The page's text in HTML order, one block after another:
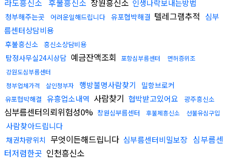
라도흥신소 후불흥신소 창원흥신소 인생나락보내는방법
청부해주는곳 어려운일해드립니다 유포협박해결 텔레그램추적 심부
름센터상담비용
후불흥신소 흥신소상담비용
탐정사무실24시상담 예금잔액조회 포항심부름센터
면허증위조
강원도심부름센터
청부업체가격
살인청부자 행방불명사람찾기 밀항브로커
유포협박해결 유흥업소내역 사람찾기 협박받고있어요 광주흥신소
심부름센터의뢰위험성0% 창원심부름센터 후불제흥신소 선불유심구입
사람찾아드립니다
채권차량위치 무엇이든해드립니다 심부름센터비밀보장 심부름센
터저렴한곳 인천흥신소